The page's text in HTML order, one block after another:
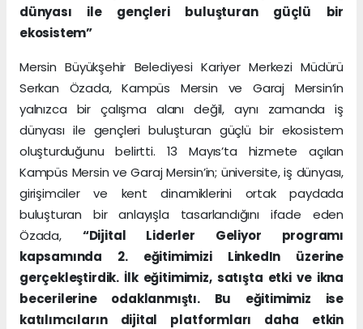
dünyası ile gençleri buluşturan güçlü bir
ekosistem”
Mersin Büyükşehir Belediyesi Kariyer Merkezi Müdürü
Serkan Özada, Kampüs Mersin ve Garaj Mersin’in
yalnızca bir çalışma alanı değil, aynı zamanda iş
dünyası ile gençleri buluşturan güçlü bir ekosistem
oluşturduğunu belirtti. 13 Mayıs’ta hizmete açılan
Kampüs Mersin ve Garaj Mersin’in; üniversite, iş dünyası,
girişimciler ve kent dinamiklerini ortak paydada
buluşturan bir anlayışla tasarlandığını ifade eden
Özada, “Dijital Liderler Geliyor programı
kapsamında 2. eğitimimizi LinkedIn üzerine
gerçekleştirdik. İlk eğitimimiz, satışta etki ve ikna
becerilerine odaklanmıştı. Bu eğitimimiz ise
katılımcıların dijital platformları daha etkin